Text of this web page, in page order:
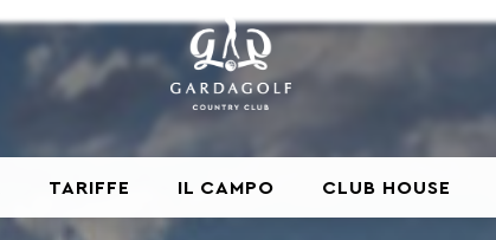
TARIFFE IL CAMPO CLUB HOUSE